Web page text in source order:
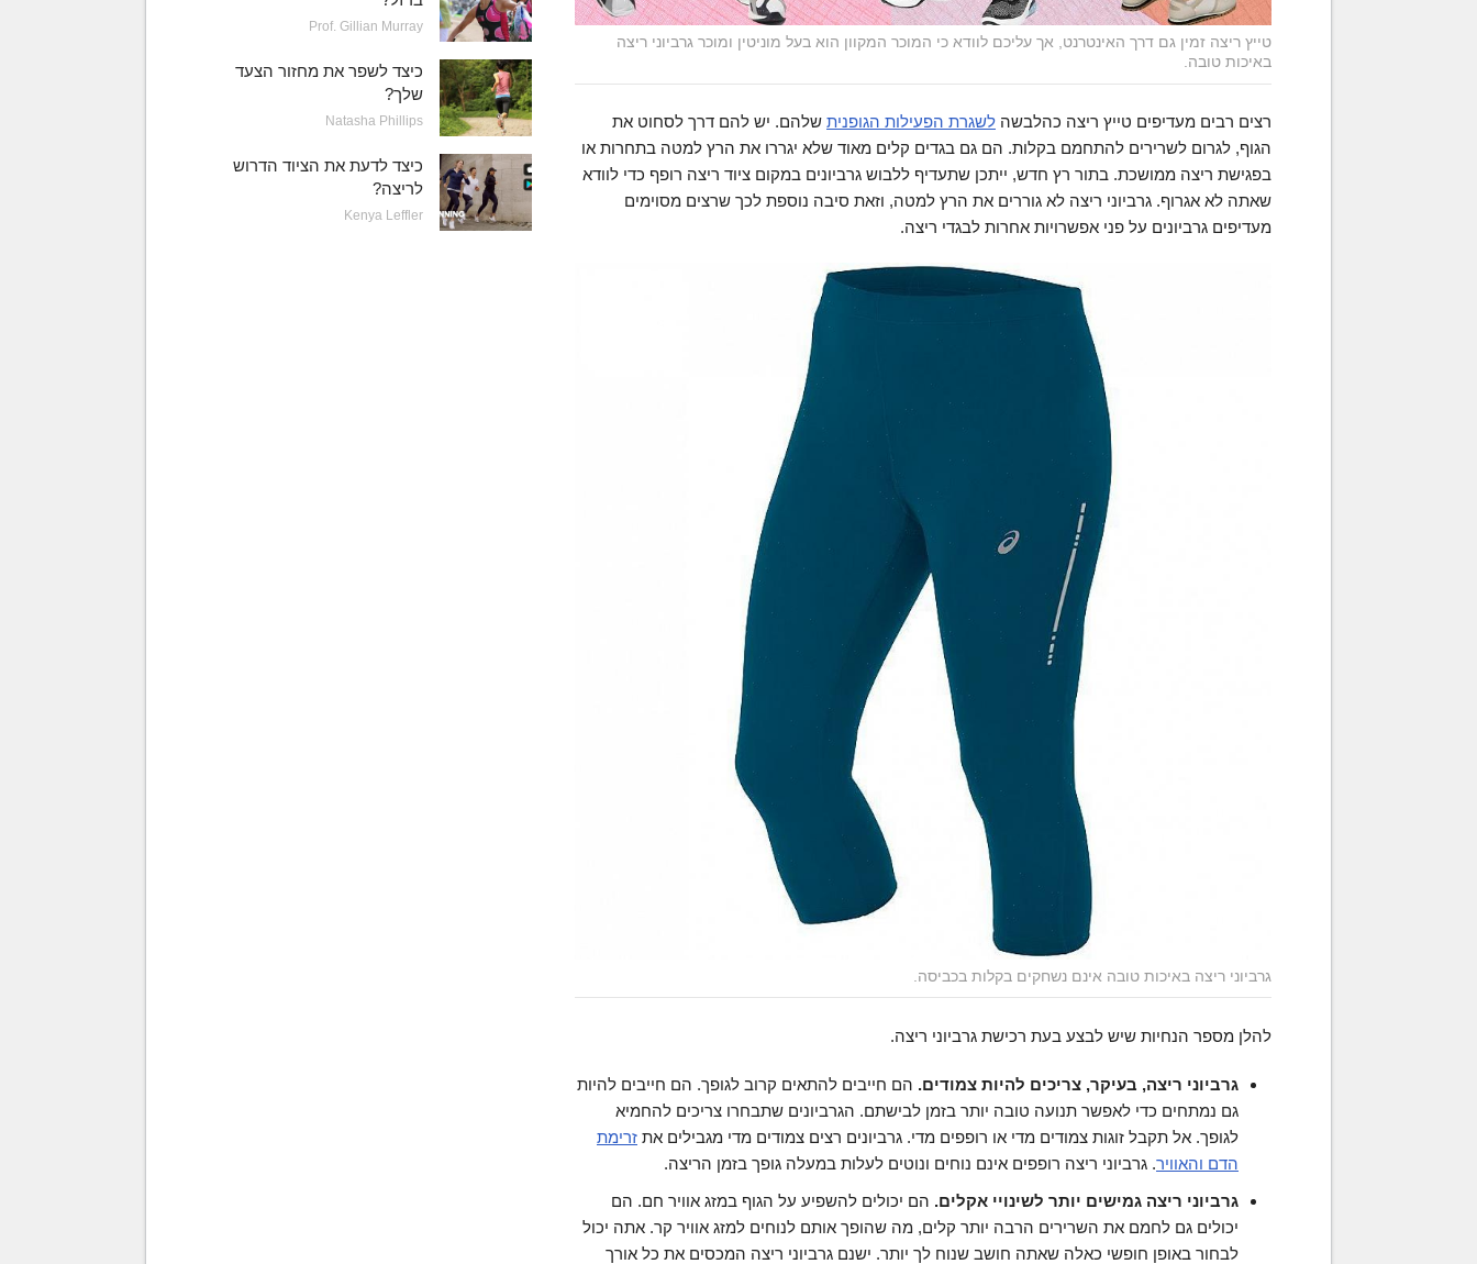
טייץ ריצה זמין גם דרך האינטרנט, אך עליכם לוודא כי המוכר המקוון הוא בעל מוניטין ומוכר גרביוני ריצה
באיכות טובה.
רצים רבים מעדיפים טייץ ריצה כהלבשה לשגרת הפעילות הגופנית שלהם. יש להם דרך לסחוט את
הגוף, לגרום לשרירים להתחמם בקלות. הם גם בגדים קלים מאוד שלא יגררו את הרץ למטה בתחרות או
בפגישת ריצה ממושכת. בתור רץ חדש, ייתכן שתעדיף ללבוש גרביונים במקום ציוד ריצה רופף כדי לוודא
שאתה לא אגרוף. גרביוני ריצה לא גוררים את הרץ למטה, וזאת סיבה נוספת לכך שרצים מסוימים
מעדיפים גרביונים על פני אפשרויות אחרות לבגדי ריצה.
גרביוני ריצה באיכות טובה אינם נשחקים בקלות בכביסה.
להלן מספר הנחיות שיש לבצע בעת רכישת גרביוני ריצה.
גרביוני ריצה, בעיקר, צריכים להיות צמודים. הם חייבים להתאים קרוב לגופך. הם חייבים להיות
גם נמתחים כדי לאפשר תנועה טובה יותר בזמן לבישתם. הגרביונים שתבחרו צריכים להחמיא
לגופך. אל תקבל זוגות צמודים מדי או רופפים מדי. גרביונים רצים צמודים מדי מגבילים את זרימת
הדם והאוויר. גרביוני ריצה רופפים אינם נוחים ונוטים לעלות במעלה גופך בזמן הריצה.
גרביוני ריצה גמישים יותר לשינויי אקלים. הם יכולים להשפיע על הגוף במזג אוויר חם. הם
יכולים גם לחמם את השרירים הרבה יותר קלים, מה שהופך אותם לנוחים למזג אוויר קר. אתה יכול
לבחור באופן חופשי כאלה שאתה חושב שנוח לך יותר. ישנם גרביוני ריצה המכסים את כל אורך
Prof. Gillian Murray
כיצד לשפר את מחזור הצעד
שלך?
Natasha Phillips
כיצד לדעת את הציוד הדרוש
לריצה?
Kenya Leffler